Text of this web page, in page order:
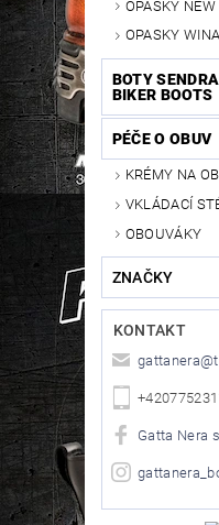
OPASKY NEW
OPASKY
BOTY
BIKER BOOTS
PÉČE O OBUV
KRÉMY NA
VKLÁDACÍ
OBOUVÁKY
ZNAČKY
KONTAKT
gattanera@
Gatta Nera